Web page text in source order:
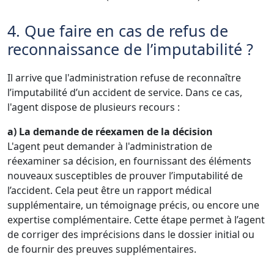
4. Que faire en cas de refus de
reconnaissance de l’imputabilité ?
Il arrive que l'administration refuse de reconnaître
l’imputabilité d’un accident de service. Dans ce cas,
l'agent dispose de plusieurs recours :
a) La demande de réexamen de la décision
L'agent peut demander à l'administration de
réexaminer sa décision, en fournissant des éléments
nouveaux susceptibles de prouver l’imputabilité de
l’accident. Cela peut être un rapport médical
supplémentaire, un témoignage précis, ou encore une
expertise complémentaire. Cette étape permet à l’agent
de corriger des imprécisions dans le dossier initial ou
de fournir des preuves supplémentaires.